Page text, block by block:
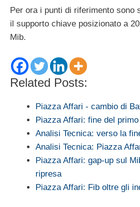
Per ora i punti di riferimento sono
il supporto chiave posizionato a
Mib.
Related Posts:
Piazza Affari - cambio di
Piazza Affari: fine del
Analisi Tecnica: verso la
Analisi Tecnica: Piazza
Piazza Affari: gap-up sul
ripresa
Piazza Affari: Fib oltre gli